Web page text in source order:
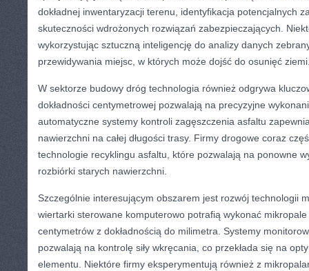
dokładnej inwentaryzacji terenu, identyfikacja potencjalnych
skuteczności wdrożonych rozwiązań zabezpieczających.
wykorzystując sztuczną inteligencję do analizy danych
przewidywania miejsc, w których może dojść do osunięć
W sektorze budowy dróg technologia również odgrywa
dokładności centymetrowej pozwalają na precyzyjne
automatyczne systemy kontroli zagęszczenia asfaltu
nawierzchni na całej długości trasy. Firmy drogowe coraz
technologie recyklingu asfaltu, które pozwalają na ponowne
rozbiórki starych nawierzchni.
Szczególnie interesującym obszarem jest rozwój technologii
wiertarki sterowane komputerowo potrafią wykonać
centymetrów z dokładnością do milimetra. Systemy
pozwalają na kontrolę siły wkręcania, co przekłada się na
elementu. Niektóre firmy eksperymentują również z